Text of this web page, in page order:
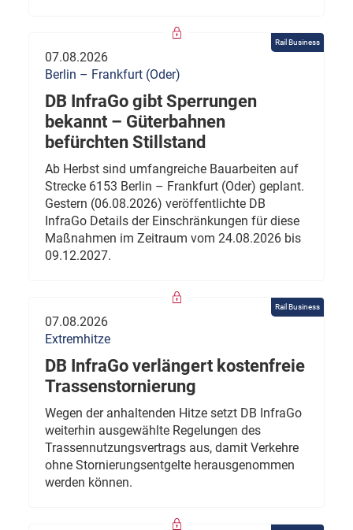
Rail Business
07.08.2026
Berlin – Frankfurt (Oder)
DB InfraGo gibt Sperrungen
bekannt – Güterbahnen
befürchten Stillstand
Ab Herbst sind umfangreiche Bauarbeiten auf
Strecke 6153 Berlin – Frankfurt (Oder) geplant.
Gestern (06.08.2026) veröffentlichte DB
InfraGo Details der Einschränkungen für diese
Maßnahmen im Zeitraum vom 24.08.2026 bis
09.12.2027.
Rail Business
07.08.2026
Extremhitze
DB InfraGo verlängert kostenfreie
Trassenstornierung
Wegen der anhaltenden Hitze setzt DB InfraGo
weiterhin ausgewählte Regelungen des
Trassennutzungsvertrags aus, damit Verkehre
ohne Stornierungsentgelte herausgenommen
werden können.